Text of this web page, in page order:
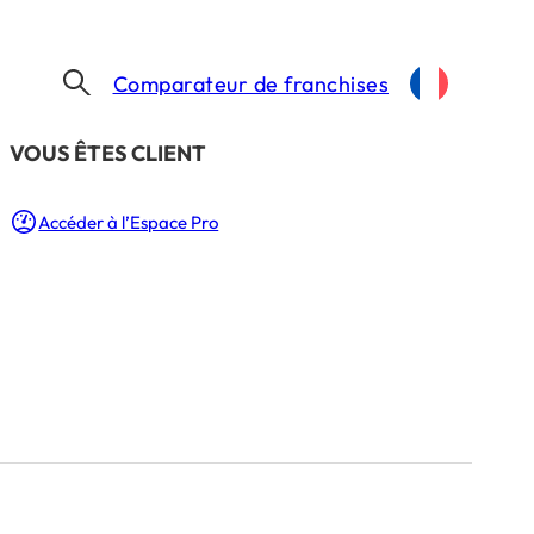
​VOUS ÊTES CLIENT
Accéder à l’Espace Pro
Comparateur de franchises